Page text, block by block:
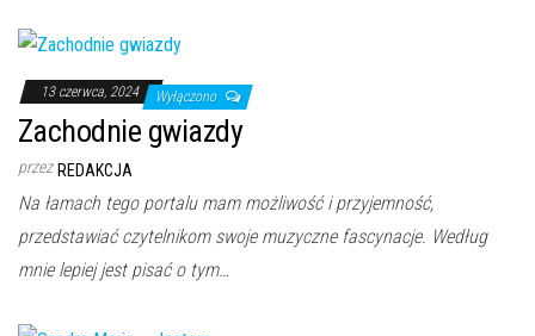
13 czerwca, 2024 Wyłączono
Zachodnie gwiazdy
przez REDAKCJA
Na łamach tego portalu mam możliwość i przyjemność,
przedstawiać czytelnikom swoje muzyczne fascynacje. Według
mnie lepiej jest pisać o tym…